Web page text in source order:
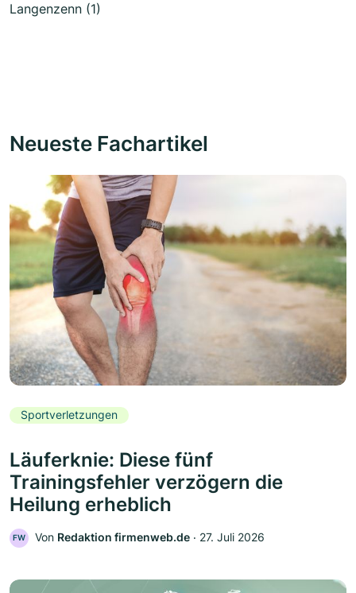
Langenzenn (1)
Neueste Fachartikel
Sportverletzungen
Läuferknie: Diese fünf
Trainingsfehler verzögern die
Heilung erheblich
FW Von Redaktion firmenweb.de ‧ 27. Juli 2026